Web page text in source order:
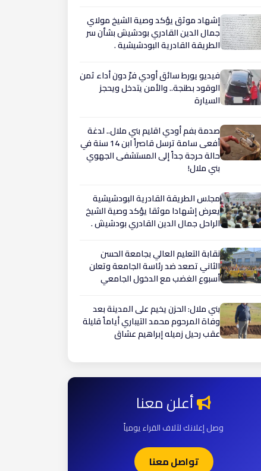
إشهاد موثق يؤكد وصية الشيخ مولاي
جمال الدين القادري بودشيش بشأن سر
الطريقة القادرية البودشيشية .
فيديو يورط سائق أودي فرّ دون أداء ثمن
الوقود بطنجة.. والأمن يتدخل ويحجز
السيارة
صدمة بفم أودي اقليم بني ملال.. لدغة
أفعى سامة ترسل قاصراً ابن 14 سنة في
حالة حرجة جداً إلى المستشفى الجهوي
بني ملال!
مجلس الطريقة القادرية البودشيشية
يعرض إشهادا موثقا يؤكد وصية الشيخ
الراحل جمال الدين القادري بودشيش .
نقابة التعليم العالي بجامعة الحسن
الثاني تصعد ضد رئاسة الجامعة وتعلن
أسبوع الغضب مع الدخول الجامعي
بني ملال: الحزن يخيم على المدينة بعد
وفاة المرحوم محمد التيباري أياماً قليلة
عقب رحيل زميله إبراهيم عشاق ​
أعلن معنا
وصل إعلانك لآلاف القراء يومياً
تواصل معنا